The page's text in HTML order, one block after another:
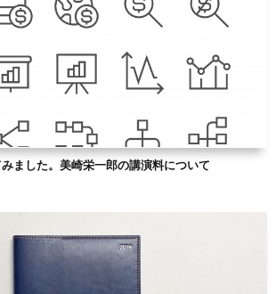
ました。美崎栄一郎の講演料について